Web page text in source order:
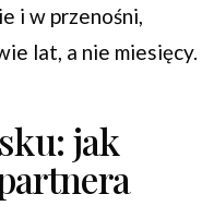
i w przenośni,
lat, a nie miesięcy.
jak